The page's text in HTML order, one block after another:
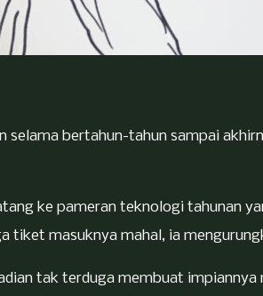
selama bertahun-tahun sampai
ke pameran teknologi tahunan
tiket masuknya mahal, ia
tak terduga membuat impiannya